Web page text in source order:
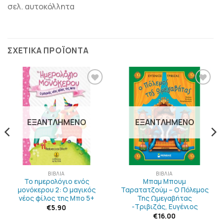
σελ. αυτοκόλλητα
ΣΧΕΤΙΚΆ ΠΡΟΪΌΝΤΑ
ΠΡΟΣΘΉΚΗ
ΣΤΗΝ
ΛΊΣΤΑ
ΕΠΙΘΥΜΙΏΝ
ΕΞΑΝΤΛΗΜΈΝΟ
ΒΙΒΛΊΑ
Το ημερολόγιο ενός
μονόκερου 2: Ο μαγικός
νέος φίλος της Μπο 5+
€5.90
ΠΡΟΣΘΉΚΗ
ΣΤΗΝ
ΛΊΣΤΑ
ΕΠΙΘΥΜΙΏΝ
ΕΞΑΝΤΛΗΜΈΝΟ
ΒΙΒΛΊΑ
Μπαμ Μπουμ
Ταρατατζούμ – Ο Πόλεμος
Της Ωμεγαβήτας
-Τριβιζάς, Ευγένιος
€16.00